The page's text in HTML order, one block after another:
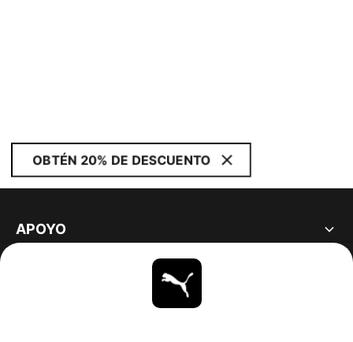
OBTÉN 20% DE DESCUENTO
APOYO